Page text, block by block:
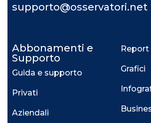
supporto@osservatori.net
Abbonamenti e
Supporto
Guida e supporto
Privati
Aziendali
Report
Grafici